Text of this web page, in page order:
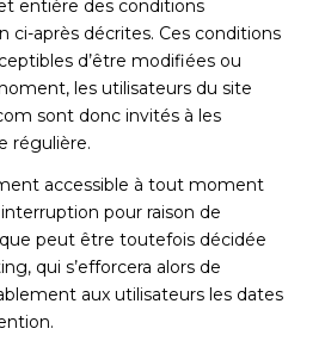
entière des conditions
ci-après décrites. Ces conditions
d’être modifiées ou
les utilisateurs du site
sont donc invités à les
régulière.
accessible à tout moment
pour raison de
peut être toutefois décidée
qui s’efforcera alors de
aux utilisateurs les dates